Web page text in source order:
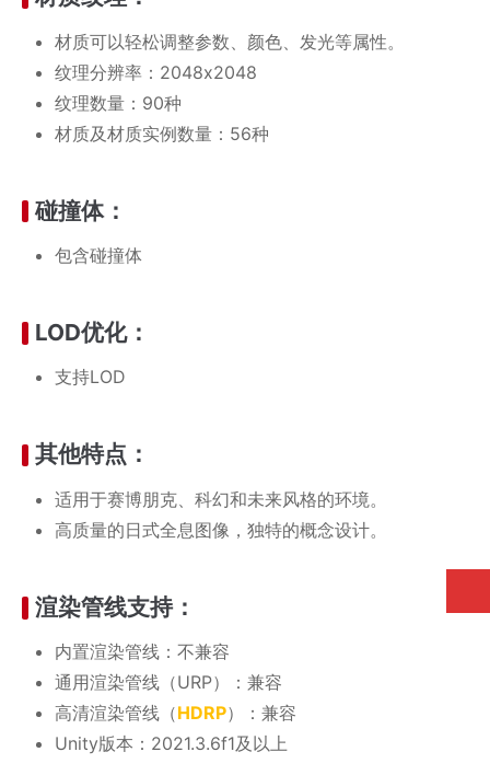
材质可以轻松调整参数、颜色、发光等属性。
纹理分辨率：2048x2048
纹理数量：90种
材质及材质实例数量：56种
碰撞体：
包含碰撞体
LOD优化：
支持LOD
其他特点：
适用于赛博朋克、科幻和未来风格的环境。
高质量的日式全息图像，独特的概念设计。
渲染管线支持：
内置渲染管线：不兼容
通用渲染管线（URP）：兼容
高清渲染管线（HDRP）：兼容
Unity版本：2021.3.6f1及以上